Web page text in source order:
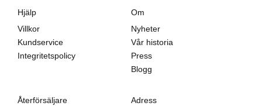
Hjälp
Villkor
Kundservice
Integritetspolicy
Om
Nyheter
Vår historia
Press
Blogg
Återförsäljare Adress